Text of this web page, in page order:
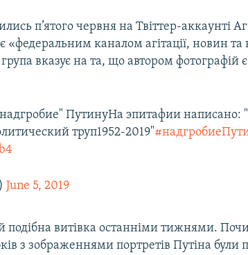
п’ятого червня на Твіттер-аккаунті
«федеральним каналом агітації, новин та
група вказує на та, що автором фотографій
ПутинуНа эпитафии написано:
труп1952-2019"
June 5, 2019
витівка останніми тижнями.
з зображеннями портретів Путіна були